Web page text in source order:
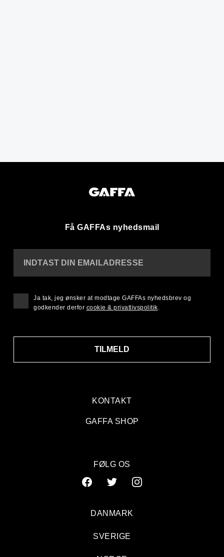
Få GAFFAs nyhedsmail
KONTAKT
GAFFA SHOP
INDTAST DIN EMAILADRESSE
TILMELD
Ja tak, jeg ønsker at modtage GAFFAs nyhedsbrev og
godkender derfor cookie & privatlivspolitik.
FØLG OS
DANMARK
SVERIGE